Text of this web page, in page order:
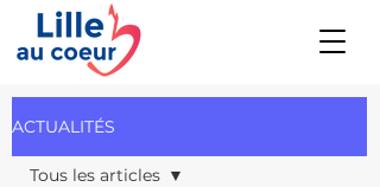
ACTUALITÉS
Tous les articles